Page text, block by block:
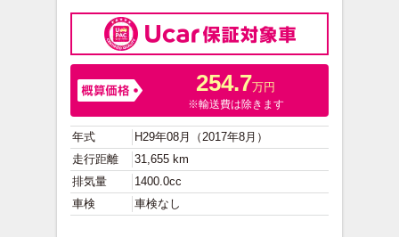
254.7万円
※輸送費は除きます
年式
H29年08月（2017年8月）
走行距離
31,655 km
排気量
1400.0cc
車検
車検なし